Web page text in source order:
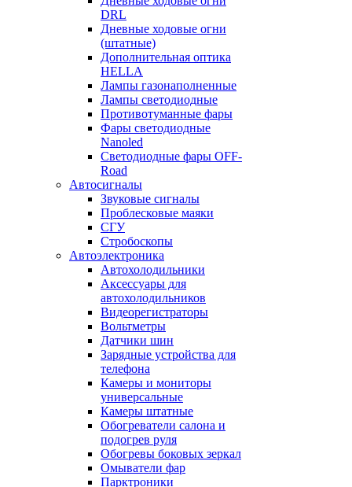
DRL
Дневные ходовые огни
(штатные)
Дополнительная оптика
HELLA
Лампы газонаполненные
Лампы светодиодные
Противотуманные фары
Фары светодиодные
Nanoled
Светодиодные фары OFF-
Road
Автосигналы
Звуковые сигналы
Проблесковые маяки
СГУ
Стробоскопы
Автоэлектроника
Автохолодильники
Аксессуары для
автохолодильников
Видеорегистраторы
Вольтметры
Датчики шин
Зарядные устройства для
телефона
Камеры и мониторы
универсальные
Камеры штатные
Обогреватели салона и
подогрев руля
Обогревы боковых зеркал
Омыватели фар
Парктроники